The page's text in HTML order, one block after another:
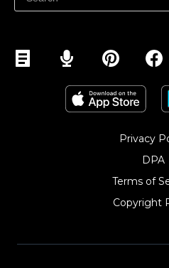
Privacy
DPA
Terms of
Copyright